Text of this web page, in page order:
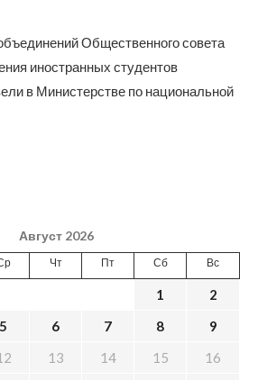
Общественного совета
иностранных студентов
в Министерстве по национальной
Август 2026
Чт Пт Сб Вс
1
2
5 6 7 8
9
13 14 15
16